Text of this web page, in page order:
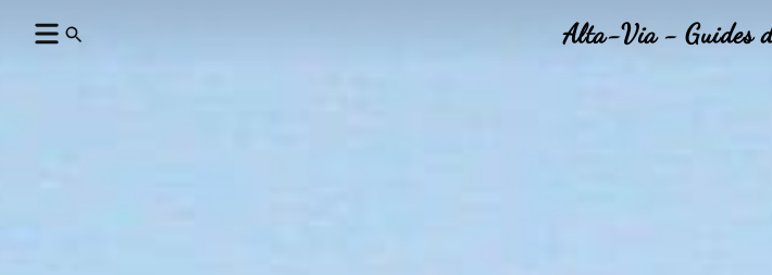
Alta-Via - Guides